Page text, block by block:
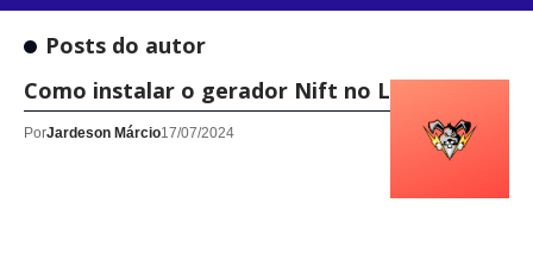
Posts do autor
Como instalar o gerador Nift no Linux!
PorJardeson Márcio17/07/2024